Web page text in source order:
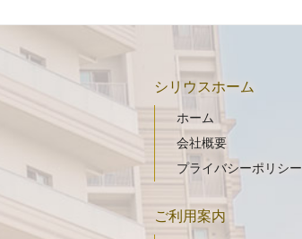
シリウスホーム
ホーム
会社概要
プライバシーポリシー
ご利用案内